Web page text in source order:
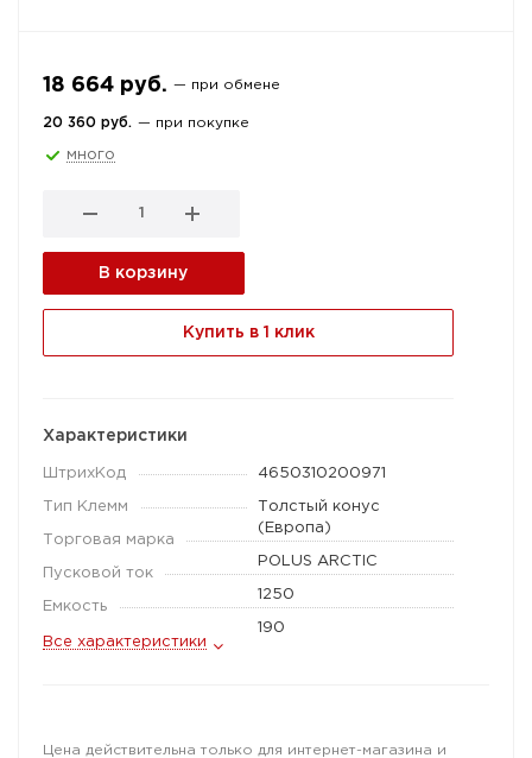
18 664 руб. — при обмене
20 360 руб. — при покупке
много
В корзину
Купить в 1 клик
Характеристики
ШтрихКод 4650310200971
Тип Клемм
Толстый конус
(Европа)
Торговая марка
POLUS ARCTIC
Пусковой ток
1250
Емкость
190
Все характеристики
Цена действительна только для интернет-магазина и